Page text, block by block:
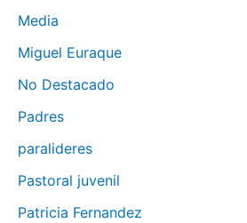
Media
Miguel Euraque
No Destacado
Padres
paralideres
Pastoral juvenil
Patricia Fernandez